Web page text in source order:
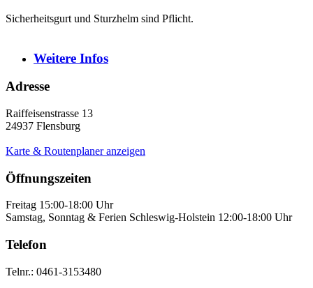
Sicherheitsgurt und Sturzhelm sind Pflicht.
Weitere Infos
Adresse
Raiffeisenstrasse 13
24937 Flensburg
Karte & Routenplaner anzeigen
Öffnungszeiten
Freitag 15:00-18:00 Uhr
Samstag, Sonntag & Ferien Schleswig-Holstein 12:00-18:00 Uhr
Telefon
Telnr.: 0461-3153480